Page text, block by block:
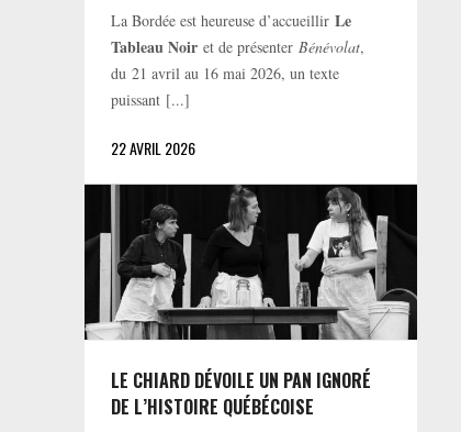
La Bordée est heureuse d’accueillirLe
Tableau Noir et de présenterBénévolat,
du 21 avril au 16 mai 2026, un texte
puissant [...]
22 AVRIL 2026
LE CHIARD DÉVOILE UN PAN IGNORÉ
DE L’HISTOIRE QUÉBÉCOISE